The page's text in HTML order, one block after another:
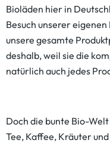
Bioläden hier in
Besuch unserer
unsere gesamte
deshalb, weil sie die
natürlich auch jedes
Doch die bunte Bio-
Tee, Kaffee, Kräuter